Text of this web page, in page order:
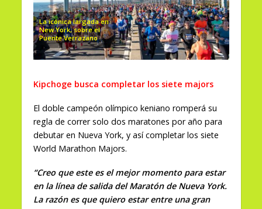
La icónica largada en
New York, sobre el
Puente Verrazano
Kipchoge busca completar los siete majors
El doble campeón olímpico keniano romperá su
regla de correr solo dos maratones por año para
debutar en Nueva York, y así completar los siete
World Marathon Majors.
“Creo que este es el mejor momento para estar
en la línea de salida del Maratón de Nueva York.
La razón es que quiero estar entre una gran